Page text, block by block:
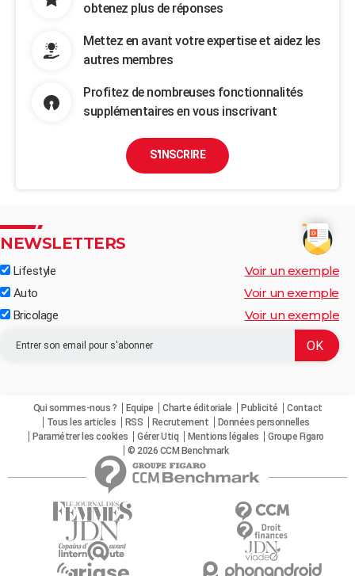
obtenez plus de réponses
Mettez en avant votre expertise et aidez les
autres membres
Profitez de nombreuses fonctionnalités
supplémentaires en vous inscrivant
S'INSCRIRE
NEWSLETTERS
Lifestyle Voir un exemple
Auto Voir un exemple
Bricolage Voir un exemple
Qui sommes-nous ? Equipe Charte éditoriale Publicité
Contact
Tous les articles
RSS Recrutement
Données personnelles
Paramétrer les cookies
Gérer Utiq Mentions légales
Groupe Figaro
© 2026 CCM Benchmark